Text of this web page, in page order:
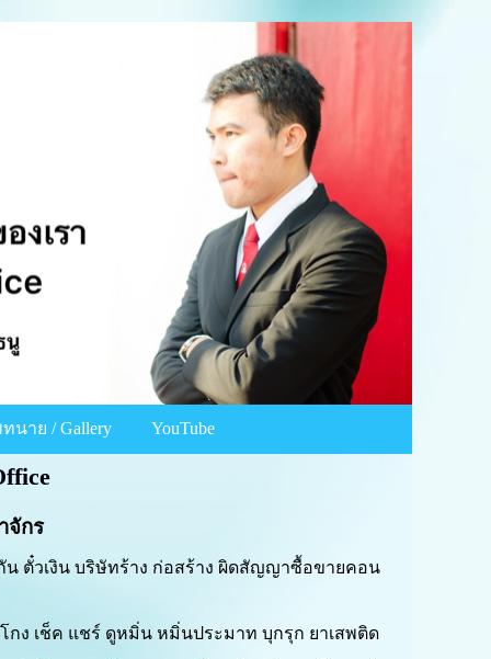
นาย / Gallery YouTube
จักร
น ตั๋วเงิน บริษัทร้าง ก่อสร้าง ผิดสัญญาซื้อขายคอน
โกง เช็ค แชร์ ดูหมิ่น หมิ่นประมาท บุกรุก ยาเสพติด